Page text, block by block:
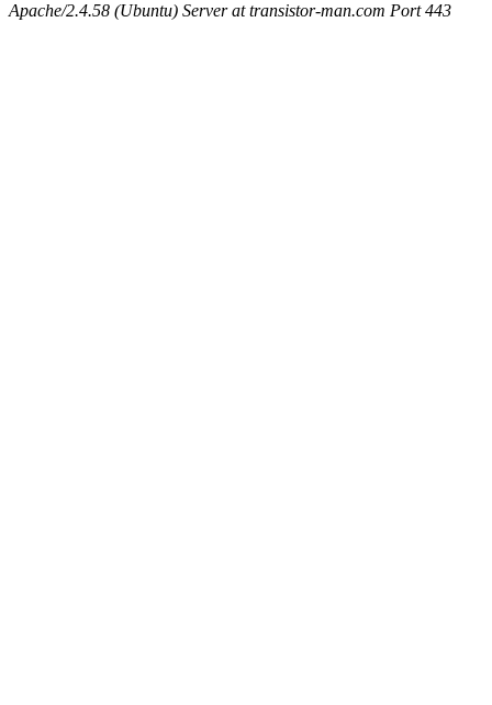
Apache/2.4.58 (Ubuntu) Server at transistor-man.com Port 443